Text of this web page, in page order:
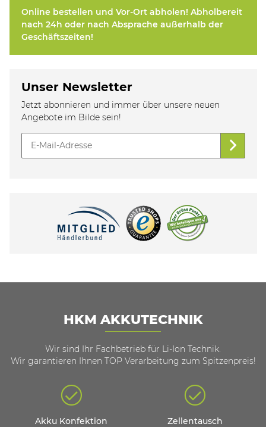
Online bestellen und Vor-Ort abholen! Abholbereit
nach 24h oder nach Absprache außerhalb der
Geschäftszeiten!
Unser Newsletter
Jetzt abonnieren und immer über unsere neuen
Angebote im Bilde sein!
HKM AKKUTECHNIK
Wir sind Ihr Fachbetrieb für Li-Ion Technik.
Wir garantieren Ihnen TOP Verarbeitung zum Spitzenpreis!
Akku Konfektion
Zellentausch